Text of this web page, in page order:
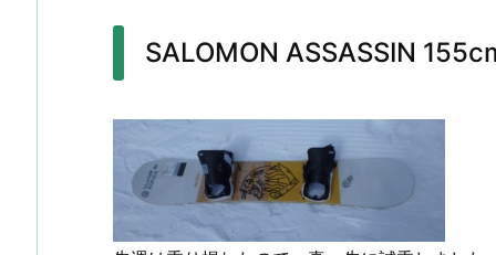
SALOMON ASSASSIN